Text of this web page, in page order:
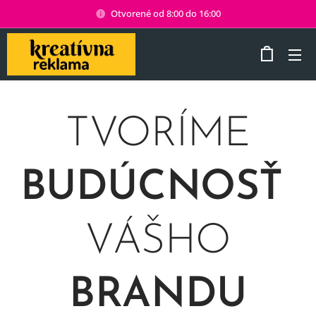
Otvorené od 8:00 do 16:00
TVORÍME
BUDÚCNOSŤ
VÁŠHO
BRANDU